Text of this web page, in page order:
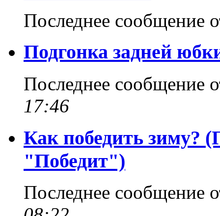
Последнее сообщение
Подгонка задней
Последнее сообщение
17:46
Как победить зиму?
"Победит")
Последнее сообщение